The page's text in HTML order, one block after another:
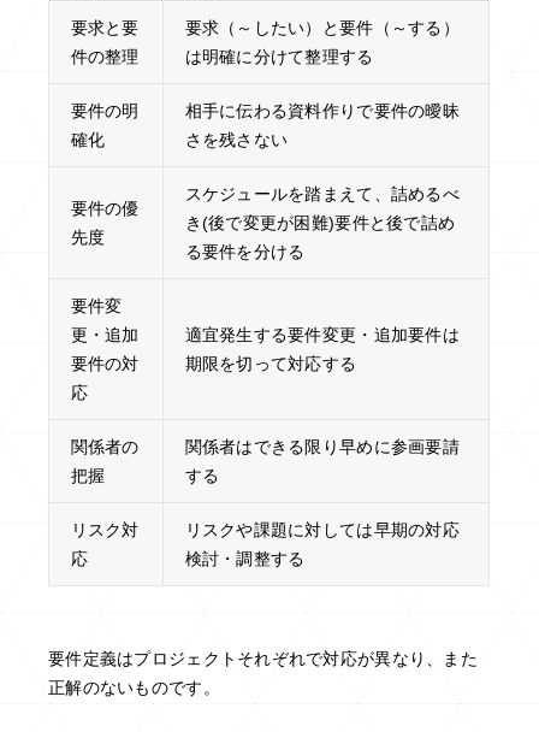
要求と要
件の整理
要求（～したい）と要件（～する）
は明確に分けて整理する
要件の明
確化
相手に伝わる資料作りで要件の曖昧
さを残さない
要件の優
先度
スケジュールを踏まえて、詰めるべ
き(後で変更が困難)要件と後で詰め
る要件を分ける
要件変
更・追加
要件の対
応
適宜発生する要件変更・追加要件は
期限を切って対応する
関係者の
把握
関係者はできる限り早めに参画要請
する
リスク対
応
リスクや課題に対しては早期の対応
検討・調整する
要件定義はプロジェクトそれぞれで対応が異なり、また
正解のないものです。